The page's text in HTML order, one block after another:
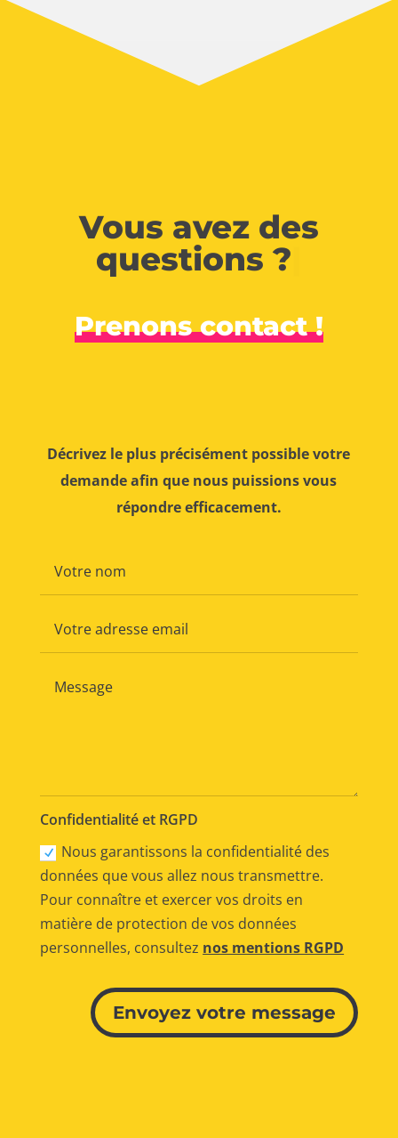
Vous avez des
questions ?
Prenons contact !
Décrivez le plus précisément possible votre
demande afin que nous puissions vous
répondre efficacement.
Confidentialité et RGPD
Nous garantissons la confidentialité des
données que vous allez nous transmettre.
Pour connaître et exercer vos droits en
matière de protection de vos données
personnelles, consultez nos mentions RGPD
Envoyez votre message